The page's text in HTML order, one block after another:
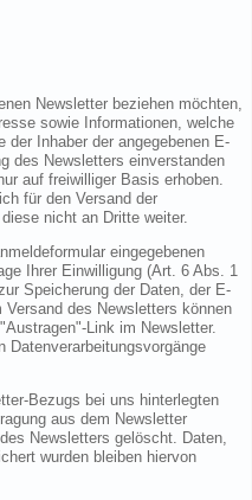
Newsletter beziehen möchten,
sowie Informationen, welche
Inhaber der angegebenen E-
des Newsletters einverstanden
auf freiwilliger Basis erhoben.
für den Versand der
nicht an Dritte weiter.
eingegebenen
Ihrer Einwilligung (Art. 6 Abs. 1
Speicherung der Daten, der E-
des Newsletters können
Link im Newsletter.
Datenverarbeitungsvorgänge
Bezugs bei uns hinterlegten
aus dem Newsletter
Newsletters gelöscht. Daten,
wurden bleiben hiervon